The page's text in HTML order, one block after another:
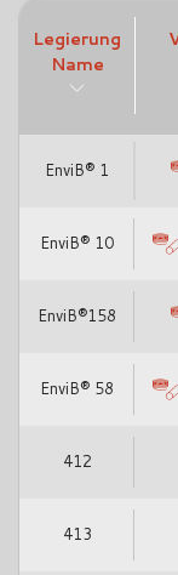
Legierung
Name
EnviB® 1
EnviB® 10
EnviB®158
EnviB® 58
412
413